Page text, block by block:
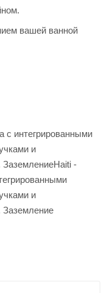
вашей ванной
с интегрированными
и
-
и
Заземление